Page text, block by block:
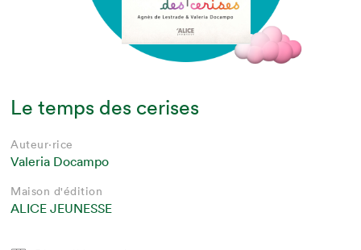
Le temps des cerises
Auteur·rice
Valeria Docampo
Maison d'édition
ALICE JEUNESSE